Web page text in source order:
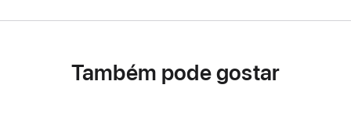
Também pode gostar